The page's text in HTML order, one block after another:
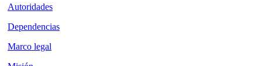
Autoridades
Dependencias
Marco legal